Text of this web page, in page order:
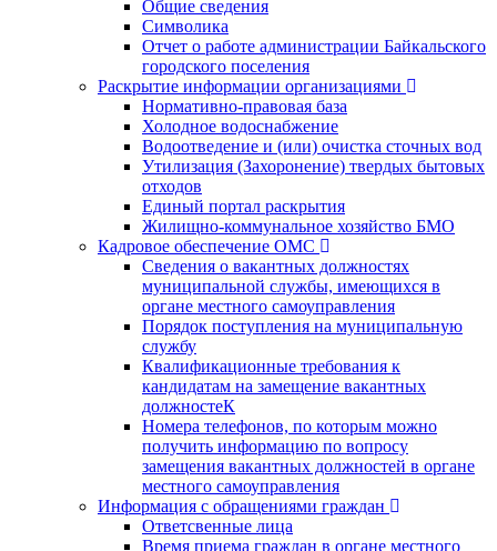
Общие сведения
Символика
Отчет о работе администрации Байкальского
городского поселения
Раскрытие информации организациями
Нормативно-правовая база
Холодное водоснабжение
Водоотведение и (или) очистка сточных вод
Утилизация (Захоронение) твердых бытовых
отходов
Единый портал раскрытия
Жилищно-коммунальное хозяйство БМО
Кадровое обеспечение ОМС
Сведения о вакантных должностях
муниципальной службы, имеющихся в
органе местного самоуправления
Порядок поступления на муниципальную
службу
Квалификационные требования к
кандидатам на замещение вакантных
должностеК
Номера телефонов, по которым можно
получить информацию по вопросу
замещения вакантных должностей в органе
местного самоуправления
Информация с обращениями граждан
Ответсвенные лица
Время приема граждан в органе местного